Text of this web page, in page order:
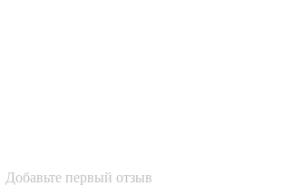
Добавьте первый отзыв